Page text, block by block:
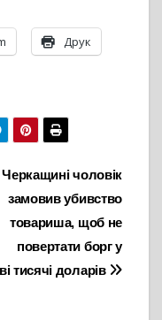
Друк
чоловік
замовив убивство
товариша, щоб не
повертати борг у
тисячі доларів